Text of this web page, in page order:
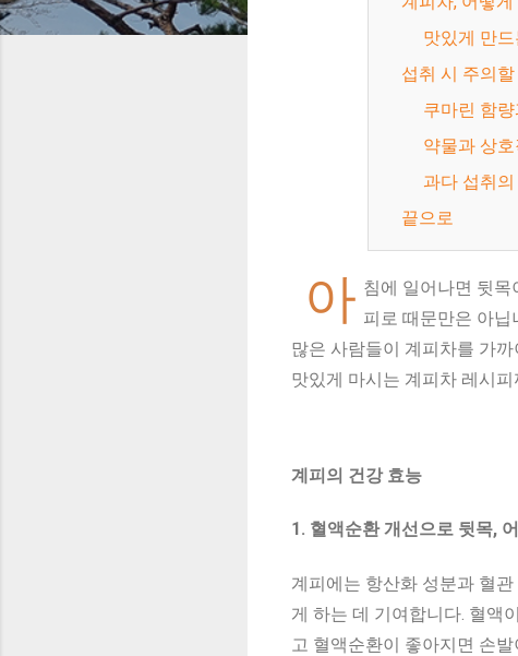
맛있게 만
섭취 시 주의
쿠마린 함
약물과 상
과다 섭취
끝으로
아 침에 일어나면 뒷
피로 때문만은 아
많은 사람들이 계피차를 가
맛있게 마시는 계피차 레시
계피의 건강 효능
1. 혈액순환 개선으로 뒷목,
계피에는 항산화 성분과 혈
게 하는 데 기여합니다. 혈액
고 혈액순환이 좋아지면 손